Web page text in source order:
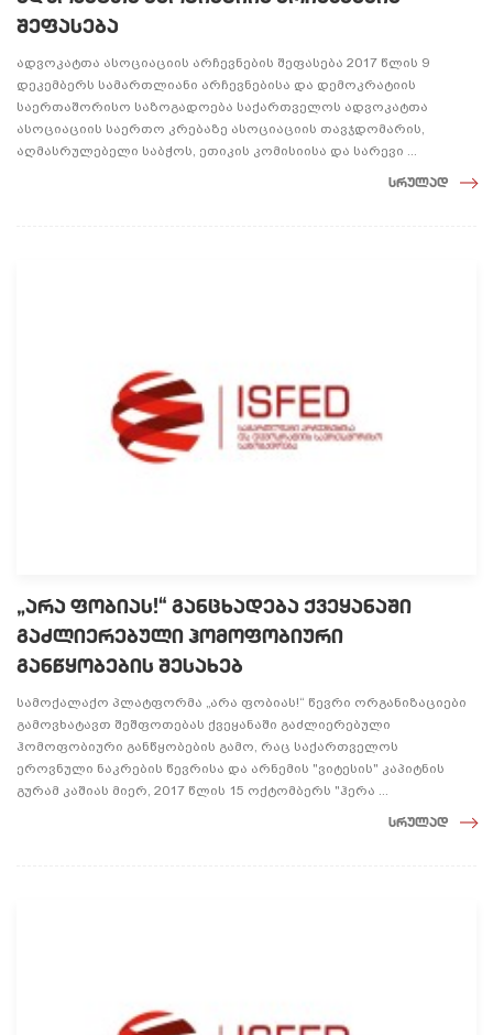
შეფასება
ადვოკატთა ასოციაციის არჩევნების შეფასება 2017 წლის 9
დეკემბერს სამართლიანი არჩევნებისა და დემოკრატიის
საერთაშორისო საზოგადოება საქართველოს ადვოკატთა
ასოციაციის საერთო კრებაზე ასოციაციის თავჯდომარის,
აღმასრულებელი საბჭოს, ეთიკის კომისიისა და სარევი ...
სრულად
„არა ფობიას!“ განცხადება ქვეყანაში
გაძლიერებული ჰომოფობიური
განწყობების შესახებ
სამოქალაქო პლატფორმა „არა ფობიას!“ წევრი ორგანიზაციები
გამოვხატავთ შეშფოთებას ქვეყანაში გაძლიერებული
ჰომოფობიური განწყობების გამო, რაც საქართველოს
ეროვნული ნაკრების წევრისა და არნემის "ვიტესის" კაპიტნის
გურამ კაშიას მიერ, 2017 წლის 15 ოქტომბერს "ჰერა ...
სრულად